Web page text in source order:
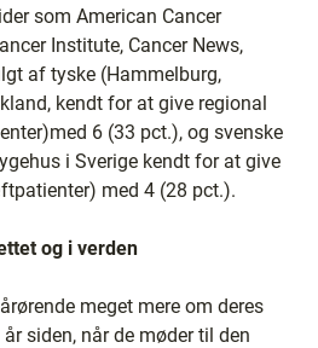
som American Cancer
Institute, Cancer News,
af tyske (Hammelburg,
kendt for at give regional
6 (33 pct.), og svenske
i Sverige kendt for at give
med 4 (28 pct.).
og i verden
meget mere om deres
siden, når de møder til den